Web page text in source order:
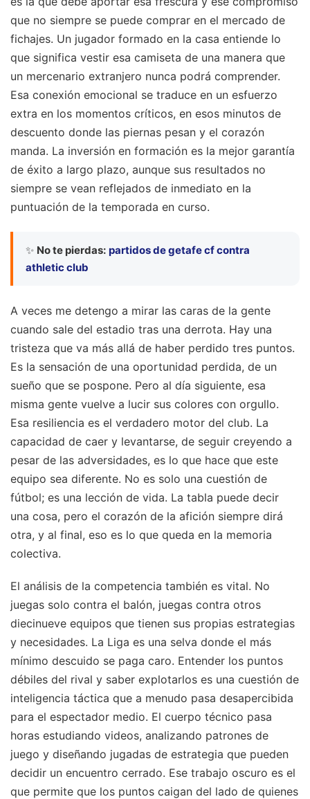
que no siempre se puede comprar en el mercado de
fichajes. Un jugador formado en la casa entiende lo
que significa vestir esa camiseta de una manera que
un mercenario extranjero nunca podrá comprender.
Esa conexión emocional se traduce en un esfuerzo
extra en los momentos críticos, en esos minutos de
descuento donde las piernas pesan y el corazón
manda. La inversión en formación es la mejor garantía
de éxito a largo plazo, aunque sus resultados no
siempre se vean reflejados de inmediato en la
puntuación de la temporada en curso.
✨ No te pierdas: partidos de getafe cf contra
athletic club
A veces me detengo a mirar las caras de la gente
cuando sale del estadio tras una derrota. Hay una
tristeza que va más allá de haber perdido tres puntos.
Es la sensación de una oportunidad perdida, de un
sueño que se pospone. Pero al día siguiente, esa
misma gente vuelve a lucir sus colores con orgullo.
Esa resiliencia es el verdadero motor del club. La
capacidad de caer y levantarse, de seguir creyendo a
pesar de las adversidades, es lo que hace que este
equipo sea diferente. No es solo una cuestión de
fútbol; es una lección de vida. La tabla puede decir
una cosa, pero el corazón de la afición siempre dirá
otra, y al final, eso es lo que queda en la memoria
colectiva.
El análisis de la competencia también es vital. No
juegas solo contra el balón, juegas contra otros
diecinueve equipos que tienen sus propias estrategias
y necesidades. La Liga es una selva donde el más
mínimo descuido se paga caro. Entender los puntos
débiles del rival y saber explotarlos es una cuestión de
inteligencia táctica que a menudo pasa desapercibida
para el espectador medio. El cuerpo técnico pasa
horas estudiando videos, analizando patrones de
juego y diseñando jugadas de estrategia que pueden
decidir un encuentro cerrado. Ese trabajo oscuro es el
que permite que los puntos caigan del lado de quienes